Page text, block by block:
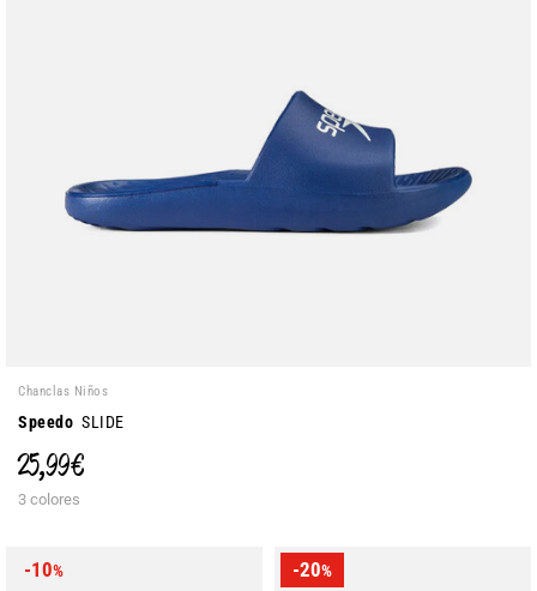
Chanclas Niños
Speedo SLIDE
25,99 €
3 colores
-10% -20%